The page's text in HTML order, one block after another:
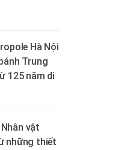
Hà Nội
Trung
125 năm di
vật
những thiết